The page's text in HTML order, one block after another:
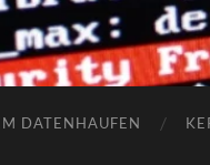
DATENHAUFEN